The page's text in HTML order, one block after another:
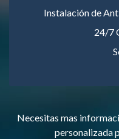
Instalación de
24/7
Necesitas mas
personalizada